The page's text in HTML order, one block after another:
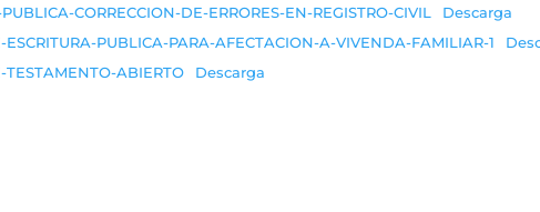
PUBLICA-CORRECCION-DE-ERRORES-EN-REGISTRO-CIVIL
Descarga
PUBLICA-PARA-AFECTACION-A-VIVENDA-FAMILIAR-1
TESTAMENTO-ABIERTO
Descarga